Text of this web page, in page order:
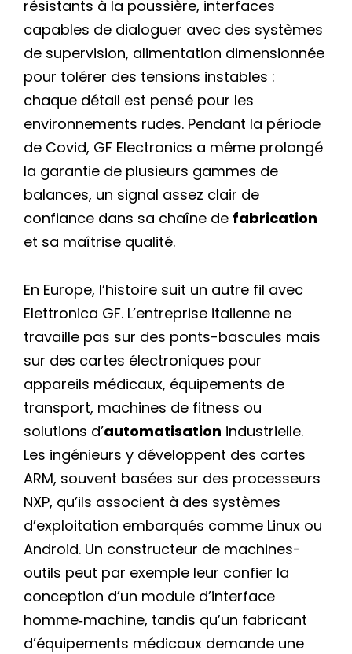
résistants à la poussière, interfaces
capables de dialoguer avec des systèmes
de supervision, alimentation dimensionnée
pour tolérer des tensions instables :
chaque détail est pensé pour les
environnements rudes. Pendant la période
de Covid, GF Electronics a même prolongé
la garantie de plusieurs gammes de
balances, un signal assez clair de
confiance dans sa chaîne de fabrication
et sa maîtrise qualité.
En Europe, l’histoire suit un autre fil avec
Elettronica GF. L’entreprise italienne ne
travaille pas sur des ponts-bascules mais
sur des cartes électroniques pour
appareils médicaux, équipements de
transport, machines de fitness ou
solutions d’automatisation industrielle.
Les ingénieurs y développent des cartes
ARM, souvent basées sur des processeurs
NXP, qu’ils associent à des systèmes
d’exploitation embarqués comme Linux ou
Android. Un constructeur de machines-
outils peut par exemple leur confier la
conception d’un module d’interface
homme‑machine, tandis qu’un fabricant
d’équipements médicaux demande une